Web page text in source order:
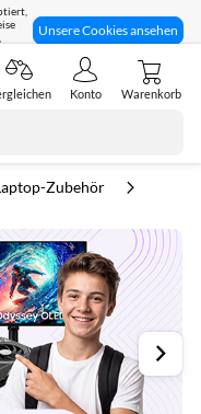
Unsere Cookies ansehen
da!
Konto Warenkorb
Zubehör